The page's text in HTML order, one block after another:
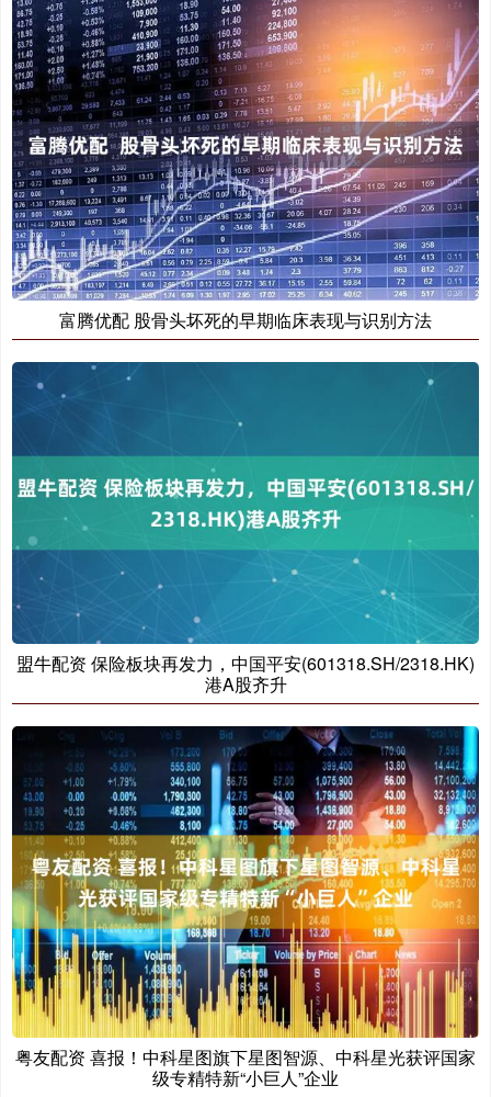
富腾优配 股骨头坏死的早期临床表现与识别方法
盟牛配资 保险板块再发力，中国平安(601318.SH/2318.HK)
港A股齐升
粤友配资 喜报！中科星图旗下星图智源、中科星光获评国家
级专精特新“小巨人”企业